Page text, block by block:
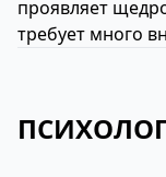
проявляет
требует много